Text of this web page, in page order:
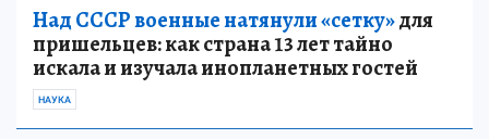
Над СССР военные натянули «сетку»для
пришельцев: как страна 13 лет тайно
искала и изучала инопланетных гостей
НАУКА